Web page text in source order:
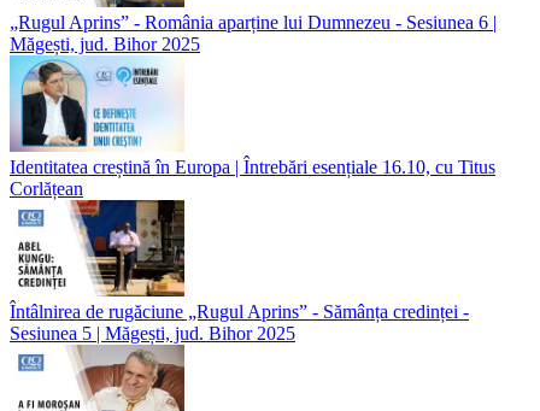
„Rugul Aprins” - România aparține lui Dumnezeu - Sesiunea 6 |
Măgești, jud. Bihor 2025
Identitatea creștină în Europa | Întrebări esențiale 16.10, cu Titus
Corlățean
Întâlnirea de rugăciune „Rugul Aprins” - Sămânța credinței -
Sesiunea 5 | Măgești, jud. Bihor 2025